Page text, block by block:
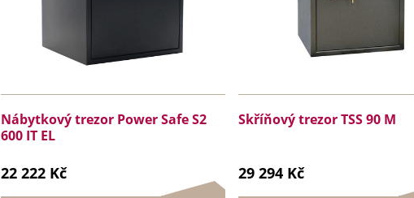
Nábytkový trezor Power Safe S2
600 IT EL
22 222 Kč
Skříňový trezor TSS 90 M
29 294 Kč